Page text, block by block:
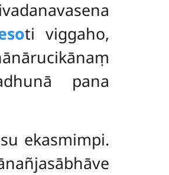
ti viggaho,
pana
ekasmimpi.